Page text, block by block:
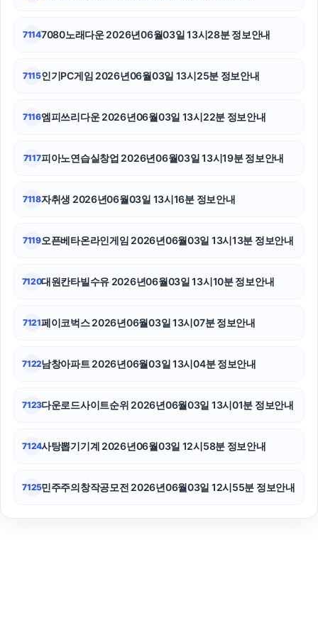
야구반티
부산휴대폰성지
71147080노래다운 2026년06월03일 13시28분 정보안내
7115인기PC게임 2026년06월03일 13시25분 정보안내
7116엠피쓰리다운 2026년06월03일 13시22분 정보안내
7117피아노연습실창업 2026년06월03일 13시19분 정보안내
7118자취생 2026년06월03일 13시16분 정보안내
7119오픈베타온라인게임 2026년06월03일 13시13분 정보안내
7120대원칸타빌수유 2026년06월03일 13시10분 정보안내
7121페이코벅스 2026년06월03일 13시07분 정보안내
7122남창아파트 2026년06월03일 13시04분 정보안내
7123다운로드사이트순위 2026년06월03일 13시01분 정보안내
7124사탕뽑기기계 2026년06월03일 12시58분 정보안내
7125민주주의창작공모전 2026년06월03일 12시55분 정보안내